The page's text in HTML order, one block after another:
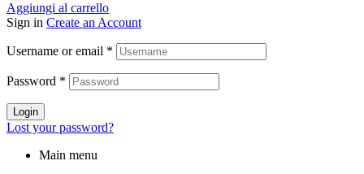
Aggiungi al carrello
Sign in Create an Account
Username or email *
Password *
Login
Lost your password?
Main menu